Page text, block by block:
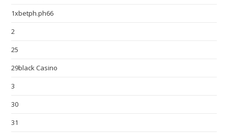
1xbetph.ph66
2
25
29black Casino
3
30
31